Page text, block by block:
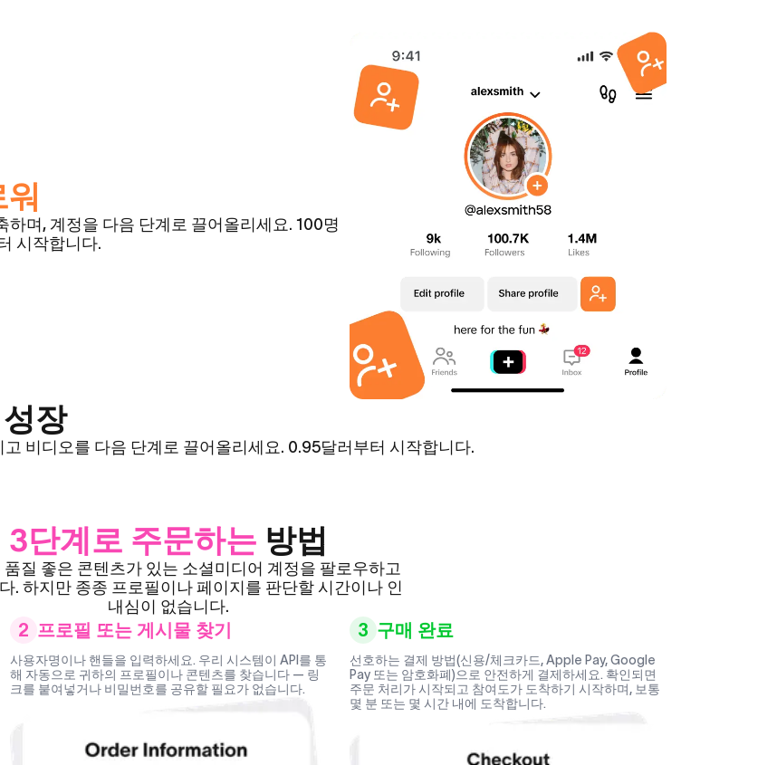
며, 계정을 다음 단계로 끌어올리세요. 100명
시작합니다.
장
비디오를 다음 단계로 끌어올리세요. 0.95달러부터 시작합니다.
3단계로 주문하는 방법
품질 좋은 콘텐츠가 있는 소셜미디어 계정을 팔로우하고
. 하지만 종종 프로필이나 페이지를 판단할 시간이나 인
내심이 없습니다.
2 프로필 또는 게시물 찾기
사용자명이나 핸들을 입력하세요. 우리 시스템이 API를 통
해 자동으로 귀하의 프로필이나 콘텐츠를 찾습니다 — 링
크를 붙여넣거나 비밀번호를 공유할 필요가 없습니다.
3 구매 완료
선호하는 결제 방법(신용/체크카드, Apple Pay, Google
Pay 또는 암호화폐)으로 안전하게 결제하세요. 확인되면
주문 처리가 시작되고 참여도가 도착하기 시작하며, 보통
몇 분 또는 몇 시간 내에 도착합니다.